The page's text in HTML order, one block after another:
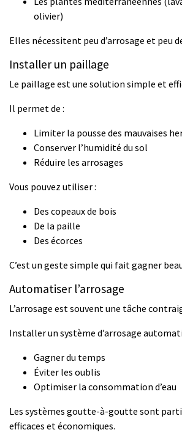
olivier)
Elles nécessitent peu d’arrosage et peu
Installer un paillage
Le paillage est une solution simple et
Il permet de :
Limiter la pousse des mauvaises
Conserver l’humidité du sol
Réduire les arrosages
Vous pouvez utiliser :
Des copeaux de bois
De la paille
Des écorces
C’est un geste simple qui fait gagner
Automatiser l’arrosage
L’arrosage est souvent une tâche
Installer un système d’arrosage
Gagner du temps
Éviter les oublis
Optimiser la consommation d’eau
Les systèmes goutte-à-goutte sont
efficaces et économiques.